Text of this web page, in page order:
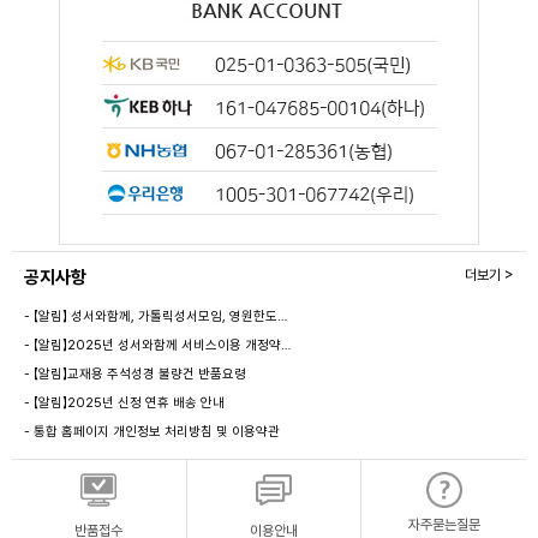
공지사항
- 【알림】 성서와함께, 가톨릭성서모임, 영원한도…
- 【알림】2025년 성서와함께 서비스이용 개정약…
- 【알림】교재용 주석성경 불량건 반품요령
- 【알림】2025년 신정 연휴 배송 안내
- 통합 홈페이지 개인정보 처리방침 및 이용약관
더보기 >
반품접수 이용안내 자주묻는질문